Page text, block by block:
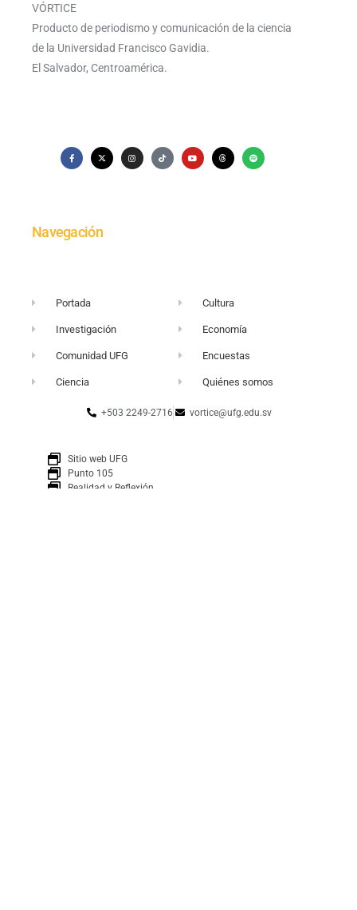
VÓRTICE
Producto de periodismo y comunicación de la ciencia
de la Universidad Francisco Gavidia.
El Salvador, Centroamérica.
Navegación
Portada
Investigación
Comunidad UFG
Ciencia
Cultura
Economía
Encuestas
Quiénes somos
+503 2249-2716 vortice@ufg.edu.sv
Sitio web UFG
Punto 105
Realidad y Reflexión